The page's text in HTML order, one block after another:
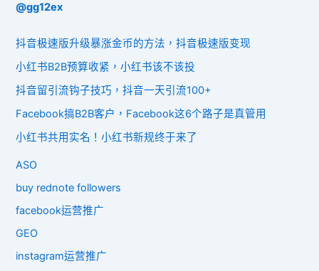
@gg12ex
抖音极速版升级暴涨金币的方法，抖音极速版变现
小红书B2B预算收紧，小红书该不该投
抖音留引流钩子技巧，抖音一天引流100+
Facebook搞B2B客户，Facebook这6个路子是真管用
小红书共用实名！小红书新规终于来了
ASO
buy rednote followers
facebook运营推广
GEO
instagram运营推广